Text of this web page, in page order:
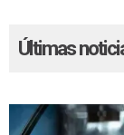
Últimas